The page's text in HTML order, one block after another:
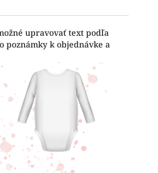
upravovať text podľa
poznámky k objednávke a